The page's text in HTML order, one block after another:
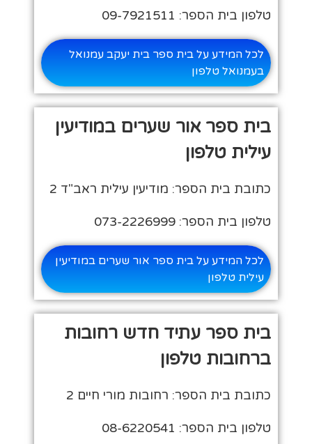
טלפון בית הספר: 09-7921511
לכל המידע על בית ספר בית יעקב עמנואל
בעמנואל טלפון
בית ספר אור שערים במודיעין
עילית טלפון
כתובת בית הספר: מודיעין עילית ראב"ד 2
טלפון בית הספר: 073-2226999
לכל המידע על בית ספר אור שערים במודיעין
עילית טלפון
בית ספר עתיד חדש רחובות
ברחובות טלפון
כתובת בית הספר: רחובות מורי חיים 2
טלפון בית הספר: 08-6220541